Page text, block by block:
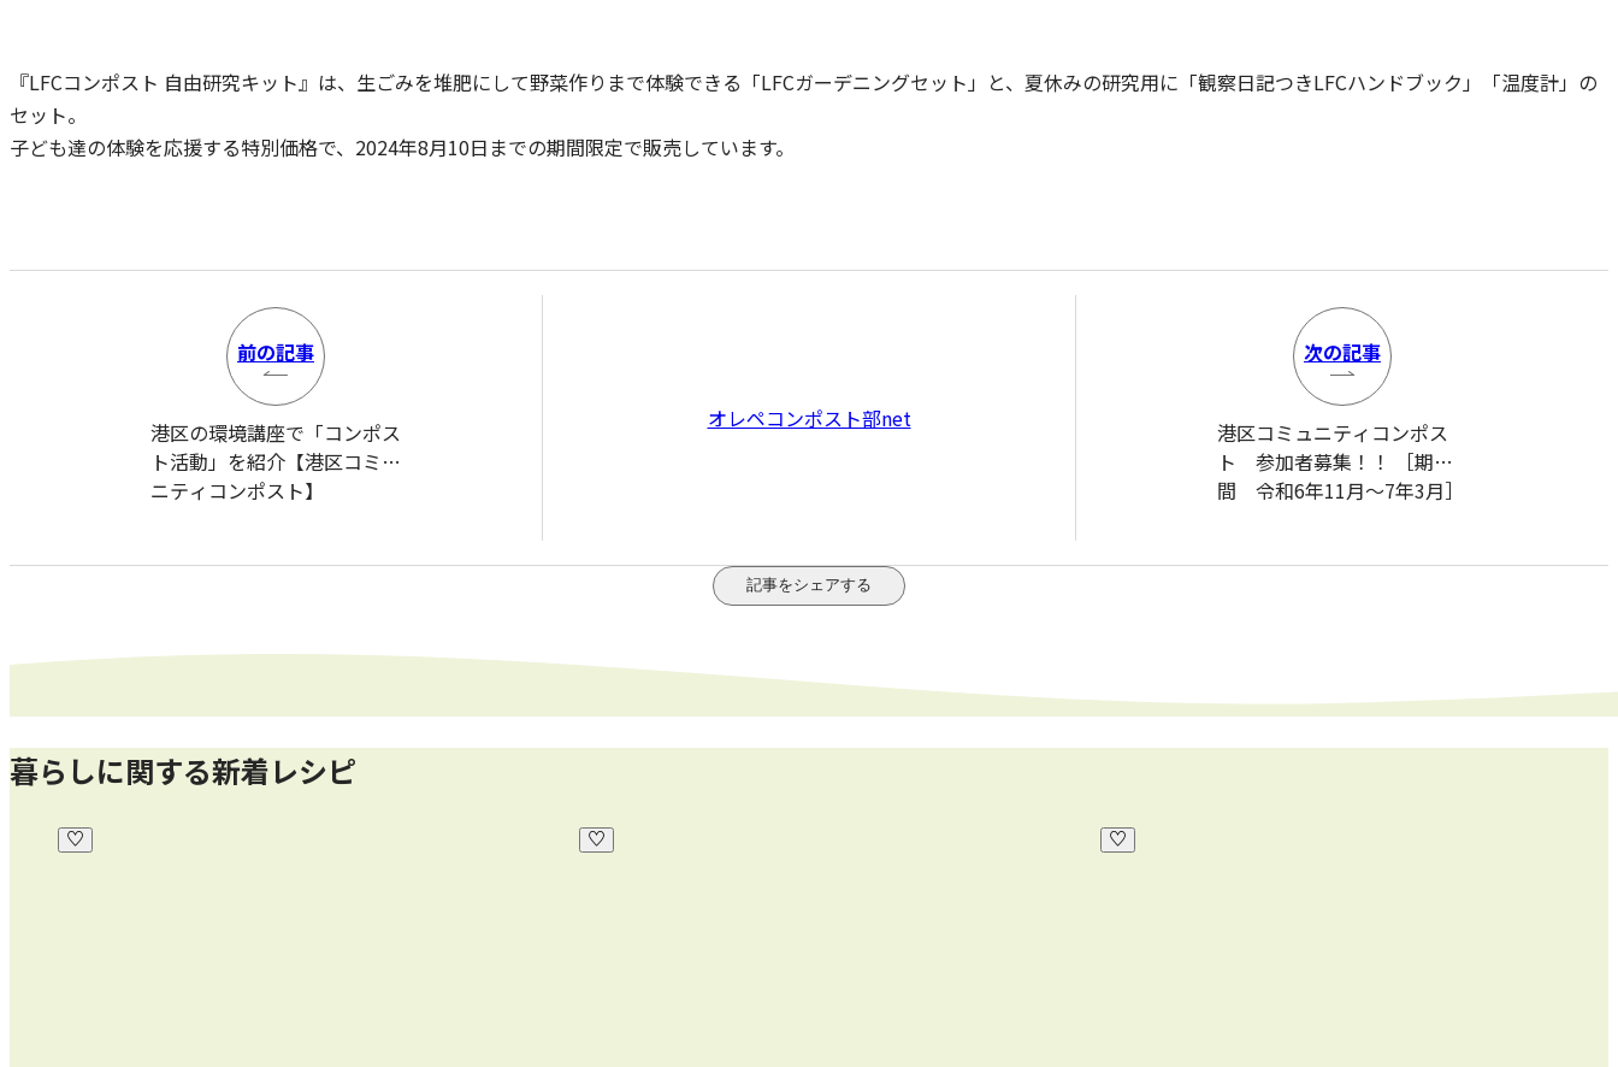
『LFCコンポスト 自由研究キット』は、生ごみを堆肥にして野菜作りまで体験できる「LFCガーデニングセット」と、夏休みの研究用に「観察日記つきLFCハンドブック」「温度計」の
セット。
子ども達の体験を応援する特別価格で、2024年8月10日までの期間限定で販売しています。
前の記事
港区の環境講座で「コンポス
ト活動」を紹介【港区コミュ
ニティコンポスト】
オレペコンポスト部net
次の記事
港区コミュニティコンポス
ト 参加者募集！！ ［期
間 令和6年11月～7年3月］
記事をシェアする
暮らしに関する新着レシピ